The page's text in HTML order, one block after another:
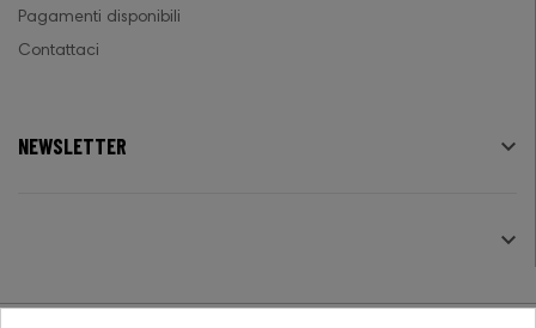
Pagamenti disponibili
Contattaci
NEWSLETTER 
